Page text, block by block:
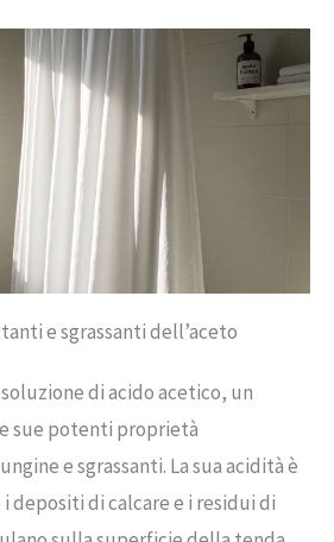
e sgrassanti dell’aceto
soluzione di acido acetico, un
sue potenti proprietà
e sgrassanti. La sua acidità è
depositi di calcare e i residui di